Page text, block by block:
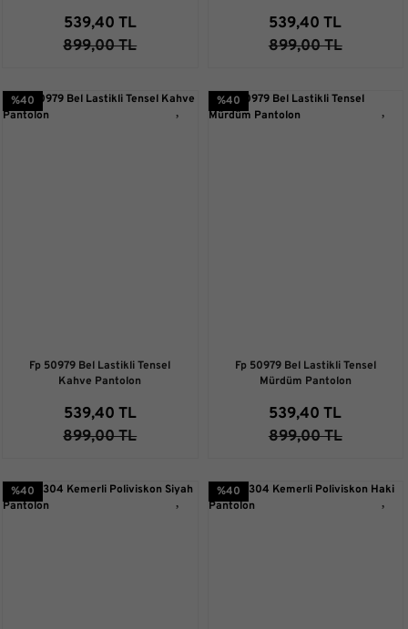
539,40 TL
899,00 TL
539,40 TL
899,00 TL
%40
Fp 50979 Bel Lastikli Tensel
Kahve Pantolon
539,40 TL
899,00 TL
%40
Fp 50979 Bel Lastikli Tensel
Mürdüm Pantolon
539,40 TL
899,00 TL
%40 %40